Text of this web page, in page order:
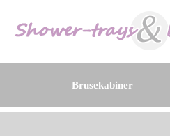
Brusekabiner